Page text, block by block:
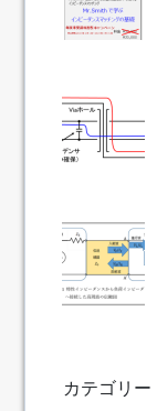
カテゴリー